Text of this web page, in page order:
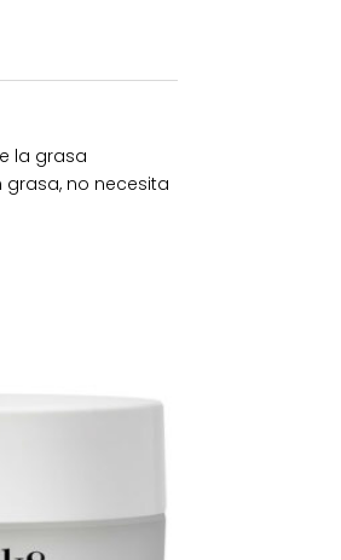
la grasa
no necesita